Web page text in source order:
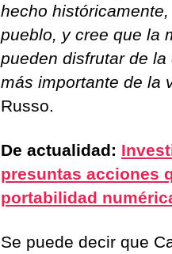
hecho
pueblo, y cree que la
pueden disfrutar de
más importante de la
Russo.
De actualidad:
presuntas acciones
portabilidad
Se puede decir que